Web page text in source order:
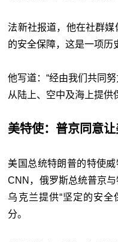
法新社报道，他在社群媒
的安全保障，这是一项历
他写道：“经由我们共同
从陆上、空中及海上提供
美特使：普京同意
美国总统特朗普的特使
CNN，俄罗斯总统普京
乌克兰提供“坚定的安
分。